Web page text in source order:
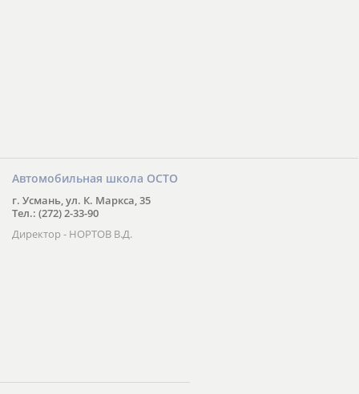
Автомобильная школа ОСТО
г. Усмань, ул. К. Маркса, 35
Тел.: (272) 2-33-90
Директор - НОРТОВ В.Д.